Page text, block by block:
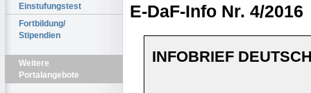
Einstufungstest
Fortbildung/
Stipendien
Weitere
Portalangebote
E-DaF-Info Nr. 4/2016
INFOBRIEF